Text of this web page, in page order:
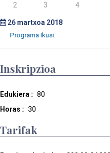
2 3 4
26 martxoa 2018
Inskripzioa
Edukiera : 80
Horas : 30
Tarifak